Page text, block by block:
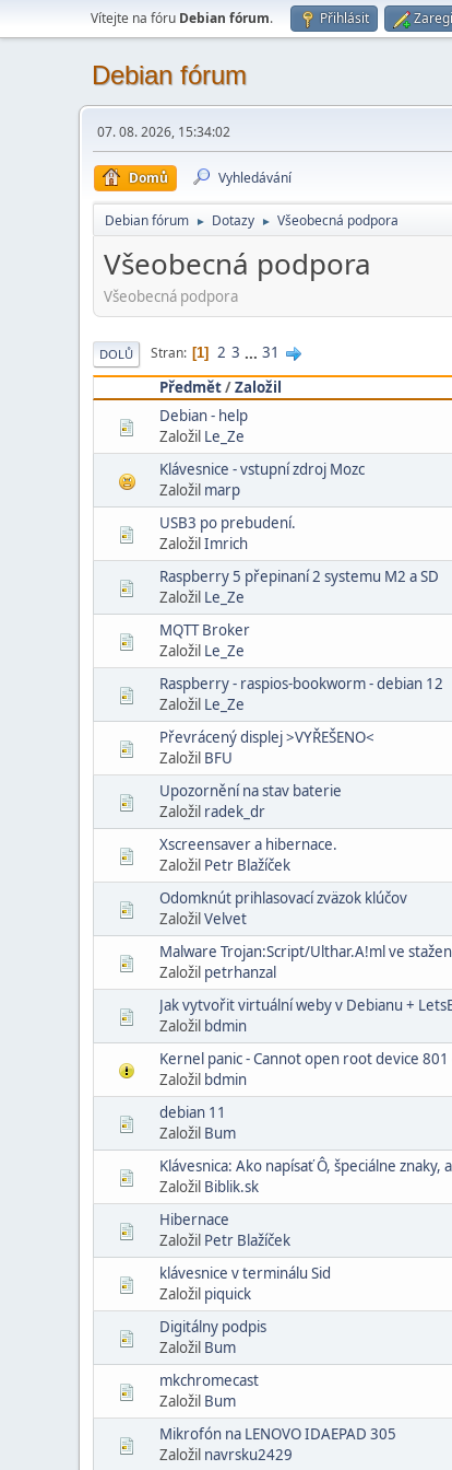
Vítejte na fóru Debian fórum. Přihlásit
Debian fórum
07. 08. 2026, 15:34:02
Domů Vyhledávání
Debian fórum ► Dotazy ► Všeobecná podpora
Všeobecná podpora
Všeobecná podpora
DOLŮ Stran 1 2 3 ... 31
Předmět/Založil
Debian - help
Založil Le_Ze
Klávesnice - vstupní zdroj Mozc
Založil marp
USB3 po prebudení.
ZaložilImrich
Raspberry 5 přepinaní 2 systemu M2 a SD
Založil Le_Ze
MQTT Broker
Založil Le_Ze
Raspberry - raspios-bookworm - debian 12
Založil Le_Ze
Převrácený displej >VYŘEŠENO<
Založil BFU
Upozornění na stav baterie
Založil radek_dr
Xscreensaver a hibernace.
Založil Petr Blažíček
Odomknút prihlasovací zväzok klúčov
ZaložilVelvet
Malware Trojan:Script/Ulthar.A!ml ve
Založil petrhanzal
Jak vytvořit virtuální weby v Debianu +
Založil bdmin
Kernel panic - Cannot open root device
Založil bdmin
debian 11
Založil Bum
Klávesnica: Ako napísať Ô, špeciálne znaky,
Založil Biblik.sk
Hibernace
Založil Petr Blažíček
klávesnice v terminálu Sid
Založil piquick
Digitálny podpis
Založil Bum
mkchromecast
Založil Bum
Mikrofón na LENOVO IDAEPAD 305
Založil navrsku2429